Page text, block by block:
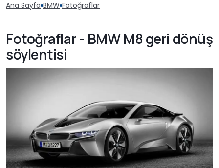
Ana Sayfa BMW Fotoğraflar
Fotoğraflar - BMW M8 geri dönüş
söylentisi